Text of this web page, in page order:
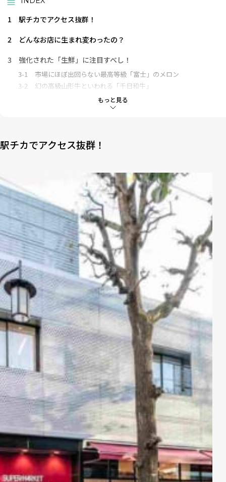
もっと見る
1
駅チカでアクセス抜群！
2
どんなお店に生まれ変わったの？
3
強化された「生鮮」に注目すべし！
3-1
市場にほぼ出回らない最高等級「富士」のメロン
3-2
幻の高級山形牛といわれる「千日和牛」
成城石井の社長が現地まで買い付けに行った「アトランティッ
4-1
成城店限定「成城石井自家製 黒毛和牛ロースのすき焼き重」
4-2
成城店限定「成城石井自家製 海老と帆立と国産豚の手包海鮮
東日本に初上陸！ベーカリー専門店「成城石井 BAKERY」がや
って来た
5-1
不動の人気を誇る「ごろっと黒毛和牛と7種野菜と10種スパイ
スの焼きチーズカレーパン」
5-2
成城店限定「静岡県産クラウンマスクメロン入りフルーツタル
ト」
6
成城石井の中でも最大規模の品揃え！
7
知ってると便利！ 成城石井の楽しすぎるトリビア
駅チカでアクセス抜群！